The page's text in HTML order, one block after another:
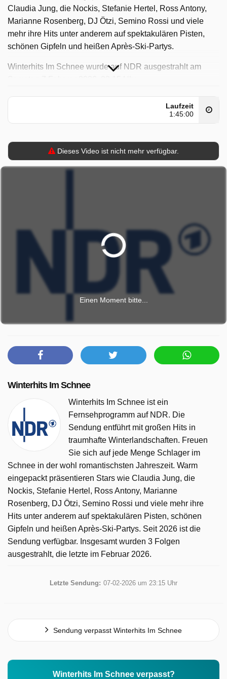
Claudia Jung, die Nockis, Stefanie Hertel, Ross Antony,
Marianne Rosenberg, DJ Ötzi, Semino Rossi und viele
mehr ihre Hits unter anderem auf spektakulären Pisten,
schönen Gipfeln und heißen Après-Ski-Partys.
Winterhits Im Schnee wurde auf NDR ausgestrahlt am
Laufzeit
1:45:00
Dieses Video ist nicht mehr verfügbar.
Einen Moment bitte...
Winterhits Im Schnee
Winterhits Im Schnee ist ein
Fernsehprogramm auf NDR. Die
Sendung entführt mit großen Hits in
traumhafte Winterlandschaften. Freuen
Sie sich auf jede Menge Schlager im
Schnee in der wohl romantischsten Jahreszeit. Warm
eingepackt präsentieren Stars wie Claudia Jung, die
Nockis, Stefanie Hertel, Ross Antony, Marianne
Rosenberg, DJ Ötzi, Semino Rossi und viele mehr ihre
Hits unter anderem auf spektakulären Pisten, schönen
Gipfeln und heißen Après-Ski-Partys. Seit 2026 ist die
Sendung verfügbar. Insgesamt wurden 3 Folgen
ausgestrahlt, die letzte im Februar 2026.
Letzte Sendung: 07-02-2026 um 23:15 Uhr
Sendung verpasst Winterhits Im Schnee
Winterhits Im Schnee verpasst?